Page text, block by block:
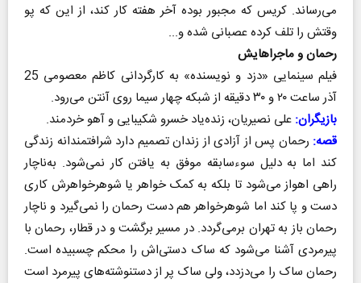
می‌رساند. کریس که مجبور بوده آخر هفته کار کند، از این که پو
وقتش را تلف کرده عصبانی شده و...
رحمان و ماجراهایش
فیلم سینمایی «دزد و نویسنده» به کارگردانی کاظم معصومی 25
آذر ساعت ۲۰ و ۳۰ دقیقه از شبکه چهار سیما روی آنتن می‌رود.
بازیگران: علی نصیریان، زنده‌یاد خسرو شکیبایی و آهو خردمند.
قصه: رحمان پس از آزادی از زندان تصمیم دارد شرافتمندانه زندگی
کند اما به دلیل سوء‌سابقه موفق به یافتن کار نمی‌شود. به‌ناچار
راهی اهواز می‌شود تا بلکه به کمک خواهر یا شوهرخواهرش کاری
دست و پا کند اما شوهرخواهر هم دست رحمان را نمی‌گیرد و ناچار
رحمان باز به تهران برمی‌گردد. در مسیر برگشت و در قطار، رحمان با
پیرمردی آشنا می‌شود که ساک دستی‌اش را محکم چسبیده است.
رحمان ساک را می‌دزدد، ولی ساک پر از دستنوشته‌های پیرمرد است